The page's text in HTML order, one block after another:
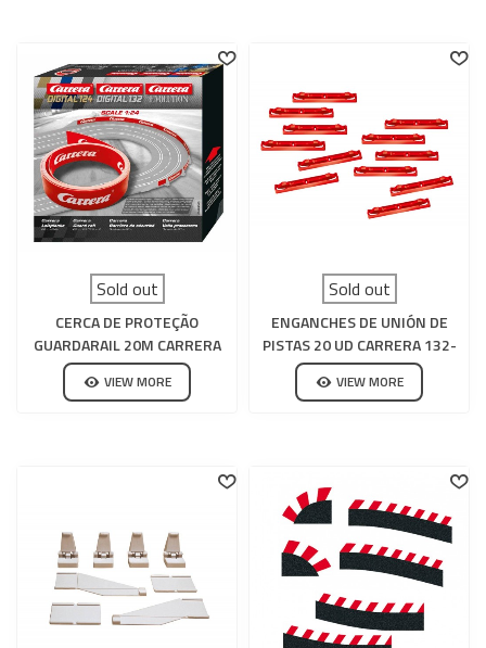
Sold out
CERCA DE PROTEÇÃO
GUARDARAIL 20M CARRERA
132-124
VIEW MORE
Sold out
ENGANCHES DE UNIÓN DE
PISTAS 20 UD CARRERA 132-
124
VIEW MORE